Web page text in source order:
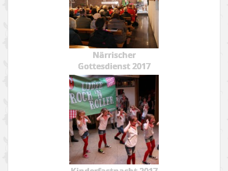
Närrischer
Gottesdienst 2017